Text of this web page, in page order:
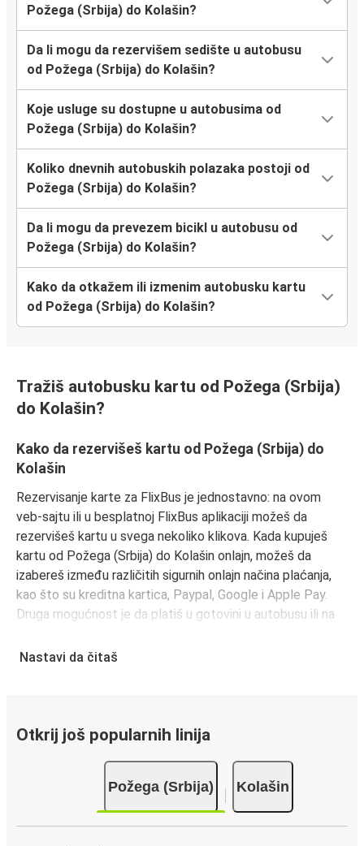
Požega (Srbija) do Kolašin?
Da li mogu da rezervišem sedište u autobusu
od Požega (Srbija) do Kolašin?
Koje usluge su dostupne u autobusima od
Požega (Srbija) do Kolašin?
Koliko dnevnih autobuskih polazaka postoji od
Požega (Srbija) do Kolašin?
Da li mogu da prevezem bicikl u autobusu od
Požega (Srbija) do Kolašin?
Kako da otkažem ili izmenim autobusku kartu
od Požega (Srbija) do Kolašin?
Tražiš autobusku kartu od Požega (Srbija)
do Kolašin?
Kako da rezervišeš kartu od Požega (Srbija) do
Kolašin
Rezervisanje karte za FlixBus je jednostavno: na ovom
veb-sajtu ili u besplatnoj FlixBus aplikaciji možeš da
rezervišeš kartu u svega nekoliko klikova. Kada kupuješ
kartu od Požega (Srbija) do Kolašin onlajn, možeš da
izabereš između različitih sigurnih onlajn načina plaćanja,
kao što su kreditna kartica, Paypal, Google i Apple Pay.
Druga mogućnost je da platiš u gotovini u autobusu ili na
Nastavi da čitaš
Otkrij još popularnih linija
Požega (Srbija) Kolašin